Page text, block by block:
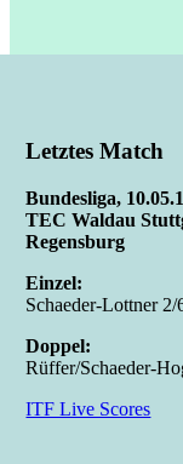
Letztes Match
Bundesliga,
TEC Waldau
Regensburg
Einzel:
Schaeder-Lottner 2/
Doppel:
Rüffer/Schaeder-
ITF Live Scores